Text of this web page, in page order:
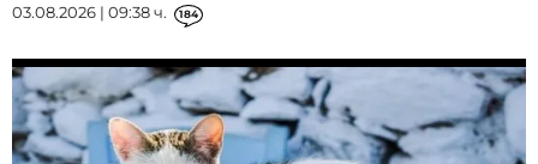
03.08.2026 | 09:38 ч. 184